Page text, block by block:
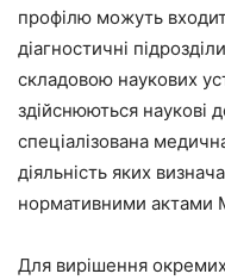
профілю можуть
діагностичні
складовою наукових
здійснюються наукові
спеціалізована
діяльність яких
нормативними актами
Для вирішення